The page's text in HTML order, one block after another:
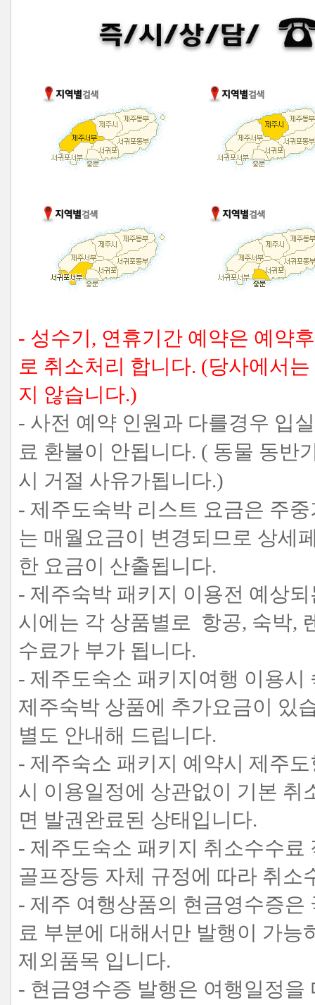
- 성수기, 연휴기간 예약은 예약
로 취소처리 합니다. (당사에서
지 않습니다.)
- 사전 예약 인원과 다를경우 입
료 환불이 안됩니다. ( 동물 동반
시 거절 사유가됩니다.)
- 제주도숙박 리스트 요금은 주
는 매월요금이 변경되므로 상세
한 요금이 산출됩니다.
- 제주숙박 패키지 이용전 예상
시에는 각 상품별로 항공, 숙박,
수료가 부가 됩니다.
- 제주도숙소 패키지여행 이용
제주숙박 상품에 추가요금이 있
별도 안내해 드립니다.
- 제주숙소 패키지 예약시 제주
시 이용일정에 상관없이 기본 취
면 발권완료된 상태입니다.
- 제주도숙소 패키지 취소수수
골프장등 자체 규정에 따라 취소
- 제주 여행상품의 현금영수증
료 부분에 대해서만 발행이 가
제외품목 입니다.
- 현금영수증 발행은 여행일정